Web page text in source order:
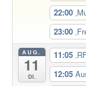
22:00
23:00
AUG.
11
Di.
11:05
12:05